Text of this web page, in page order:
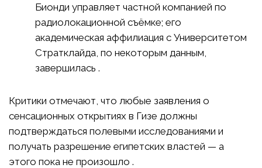
Бионди управляет частной компанией по
радиолокационной съёмке; его
академическая аффилиация с Университетом
Стратклайда, по некоторым данным,
завершилась .
Критики отмечают, что любые заявления о
сенсационных открытиях в Гизе должны
подтверждаться полевыми исследованиями и
получать разрешение египетских властей — а
этого пока не произошло .